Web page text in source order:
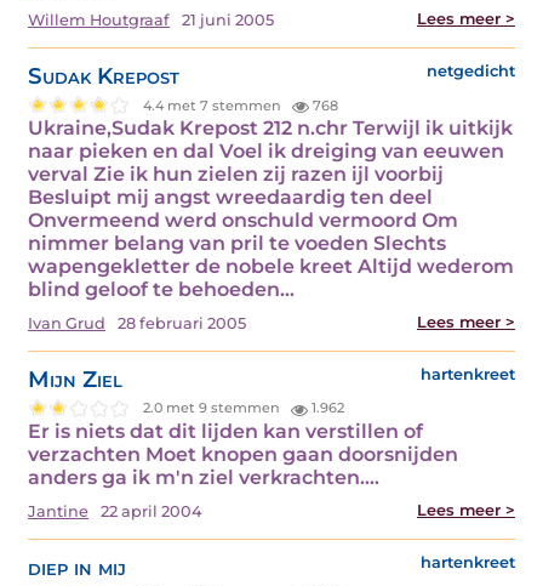
Willem Houtgraaf 21 juni 2005 Lees meer >
Sudak Krepost netgedicht
4.4 met 7 stemmen 768
Ukraine,Sudak Krepost 212 n.chr Terwijl ik uitkijk
naar pieken en dal Voel ik dreiging van eeuwen
verval Zie ik hun zielen zij razen ijl voorbij
Besluipt mij angst wreedaardig ten deel
Onvermeend werd onschuld vermoord Om
nimmer belang van pril te voeden Slechts
wapengekletter de nobele kreet Altijd wederom
blind geloof te behoeden…
Ivan Grud 28 februari 2005 Lees meer >
Mijn Ziel hartenkreet
2.0 met 9 stemmen 1.962
Er is niets dat dit lijden kan verstillen of
verzachten Moet knopen gaan doorsnijden
anders ga ik m'n ziel verkrachten.…
Jantine 22 april 2004 Lees meer >
diep in mij hartenkreet